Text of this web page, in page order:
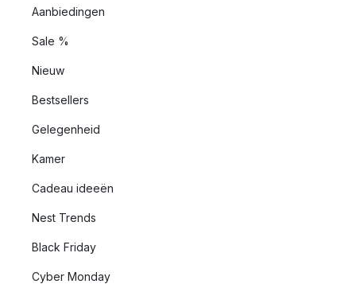
Aanbiedingen
Sale %
Nieuw
Bestsellers
Gelegenheid
Kamer
Cadeau ideeën
Nest Trends
Black Friday
Cyber Monday